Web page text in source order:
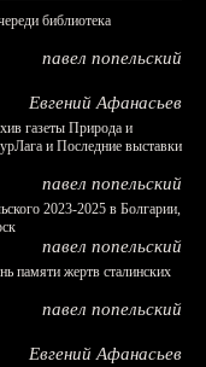
библиотека
павел попельский
Евгений Афанасьев
газеты Природа и
и Последние выставки
павел попельский
2023-2025 в Болгарии,
павел попельский
памяти жертв сталинских
павел попельский
Евгений Афанасьев